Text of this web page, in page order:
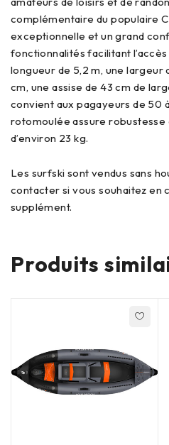
complémentaire du populaire
exceptionnelle et un grand
fonctionnalités facilitant
longueur de 5,2 m, une largeur
cm, une assise de 43 cm de
convient aux pagayeurs de 50
rotomoulée assure robustesse
d’environ 23 kg.
Les surfski sont vendus sans
contacter si vous souhaitez en
supplément.
Produits